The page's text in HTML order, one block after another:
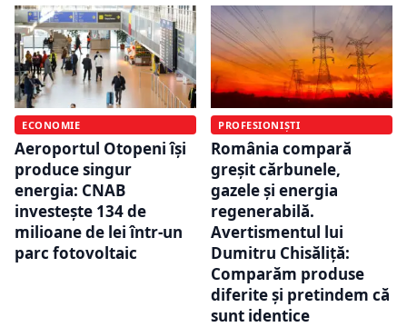
ECONOMIE
Aeroportul Otopeni își
produce singur
energia: CNAB
investește 134 de
milioane de lei într-un
parc fotovoltaic
PROFESIONIȘTI
România compară
greșit cărbunele,
gazele și energia
regenerabilă.
Avertismentul lui
Dumitru Chisăliță:
Comparăm produse
diferite și pretindem că
sunt identice